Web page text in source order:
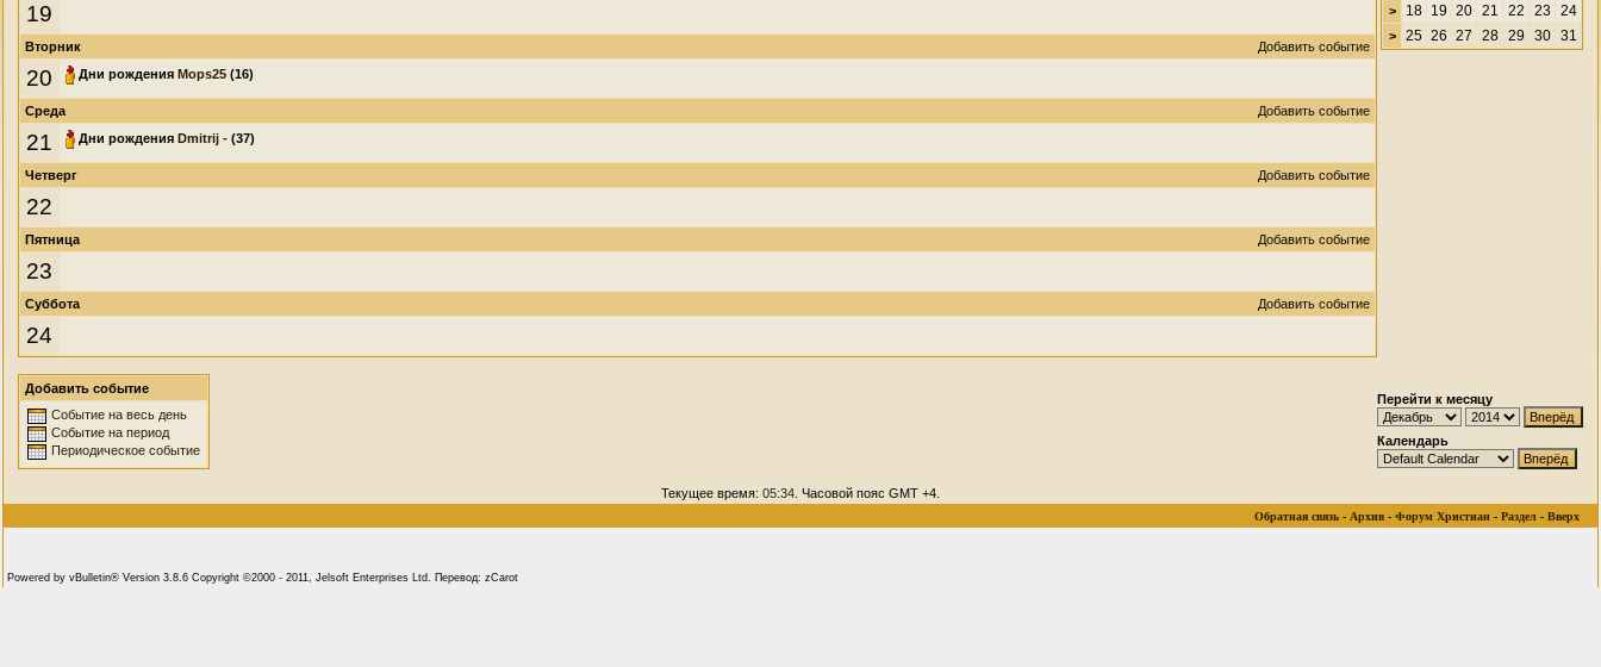
19
Добавить событие
Вторник
20 Дни рождения Mops25 (16)
Добавить событие
Среда
21 Дни рождения Dmitrij - (37)
Добавить событие
Четверг
22
Добавить событие
Пятница
23
Добавить событие
Суббота
24
> 18 19 20 21 22 23 24
> 25 26 27 28 29 30 31
Добавить событие
Событие на весь день
Событие на период
Периодическое событие
Перейти к месяцу
Календарь
Текущее время: 05:34 . Часовой пояс GMT +4.
Обратная связь - Архив - Форум Христиан - Раздел - Вверх
Powered by vBulletin® Version 3.8.6 Copyright ©2000 - 2011, Jelsoft Enterprises Ltd. Перевод: zCarot